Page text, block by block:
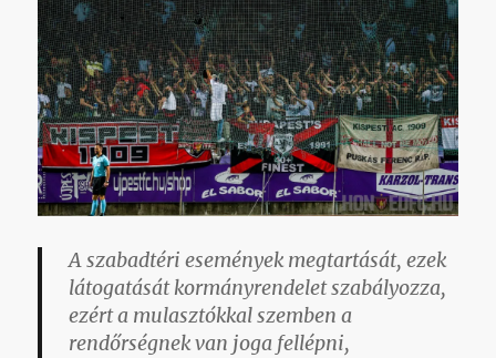
A szabadtéri események megtartását, ezek
látogatását kormányrendelet szabályozza,
ezért a mulasztókkal szemben a
rendőrségnek van joga fellépni,